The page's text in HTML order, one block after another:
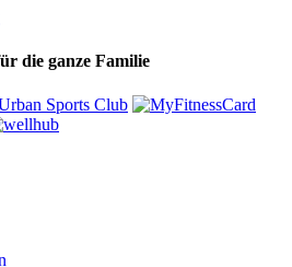
die ganze Familie